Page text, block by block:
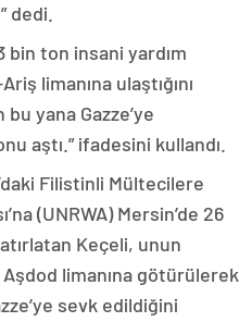
dedi.
bin ton insani yardım
limanına ulaştığını
yana Gazze’ye
aştı.” ifadesini kullandı.
Filistinli Mültecilere
(UNRWA) Mersin’de 26
Keçeli, unun
Aşdod limanına götürülerek
sevk edildiğini